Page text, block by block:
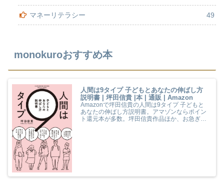
マネーリテラシー 49
monokuroおすすめ本
人間は9タイプ 子どもとあなたの伸ばし方
説明書 | 坪田信貴 |本 | 通販 | Amazon
Amazonで坪田信貴の人間は9タイプ 子どもと
あなたの伸ばし方説明書。アマゾンならポイン
ト還元本が多数。坪田信貴作品ほか、お急ぎ便